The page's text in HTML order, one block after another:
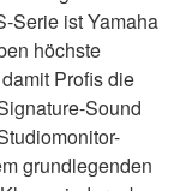
Serie ist Yamaha
höchste
Profis die
Sound
grundlegenden